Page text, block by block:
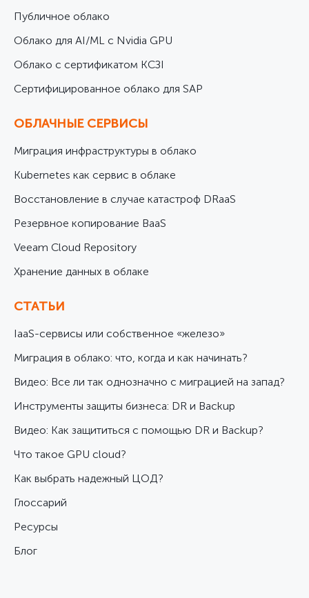
Публичное облако
Облако для AI/ML с Nvidia GPU
Облако с сертификатом КСЗІ
Cертифицированное облако для SAP
ОБЛАЧНЫЕ СЕРВИСЫ
Миграция инфраструктуры в облако
Kubernetes как сервис в облаке
Восстановление в случае катастроф DRaaS
Резервное копирование BaaS
Veeam Cloud Repository
Хранение данных в облаке
СТАТЬИ
IaaS-сервисы или собственное «железо»
Миграция в облако: что, когда и как начинать?
Видео: Все ли так однозначно с миграцией на запад?
Инструменты защиты бизнеса: DR и Backup
Видео: Как защититься с помощью DR и Backup?
Что такое GPU cloud?
Как выбрать надежный ЦОД?
Глоссарий
Ресурсы
Блог